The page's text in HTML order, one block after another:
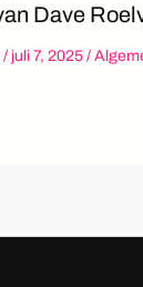
Dave
/ juli 7, 2025 /